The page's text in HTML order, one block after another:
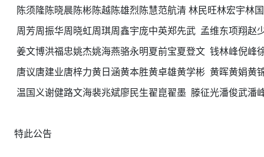
陈须隆陈晓晨陈彬陈越陈雄烈陈慧范航清 林民旺林宏宇林
周芳周振华周晓虹周琪周鑫宇庞中英郑先武 孟维东项翔赵
姜文博洪福忠姚杰姚海燕骆永明夏前宝夏登文 钱林峰倪峰
唐议唐建业唐梓力黄日涵黄本胜黄卓雄黄学彬 黄晖黄娟黄
温国义谢健路文海裴兆斌廖民生翟崑翟墨 滕征光潘俊武潘
特此公告